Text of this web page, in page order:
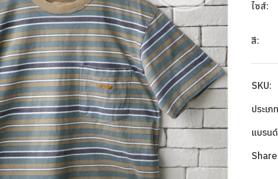
ไซส์:
สี:
SKU:
ประเ
แบรน